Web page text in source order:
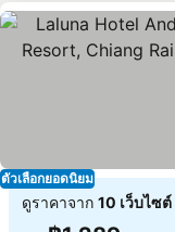
ตัวเลือกยอดนิยม
ดูราคาจาก 10 เว็บไซต์